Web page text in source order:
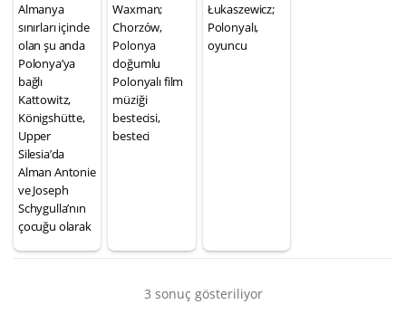
Almanya
sınırları içinde
olan şu anda
Polonya’ya
bağlı
Kattowitz,
Königshütte,
Upper
Silesia’da
Alman Antonie
ve Joseph
Schygulla’nın
çocuğu olarak
Waxman;
Chorzów,
Polonya
doğumlu
Polonyalı film
müziği
bestecisi,
besteci
Łukaszewicz;
Polonyalı,
oyuncu
3 sonuç gösteriliyor